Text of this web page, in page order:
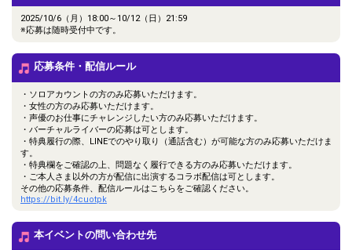
2025/10/6（月）18:00～10/12（日）21:59
※応募は随時受付中です。
応募条件・配信ルール
・ソロアカウントの方のみ応募いただけます。
・女性の方のみ応募いただけます。
・声優のお仕事にチャレンジしたい方のみ応募いただけます。
・バーチャルライバーの応募は可とします。
・特典履行の際、LINEでのやり取り（通話含む）が可能な方のみ応募いただけま
す。
・特典欄をご確認の上、問題なく履行できる方のみ応募いただけます。
・ご本人さま以外の方が配信に出演するコラボ配信は可とします。
その他の応募条件、配信ルールはこちらをご確認ください。
https://bit.ly/4cuotpk
本イベントの問い合わせ先